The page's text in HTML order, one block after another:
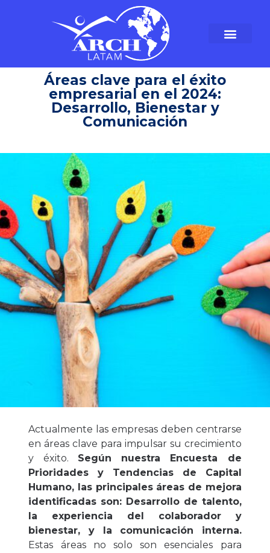
Áreas clave para el éxito
empresarial en el 2024:
Desarrollo, Bienestar y
Comunicación
Actualmente las empresas deben centrarse
en áreas clave para impulsar su crecimiento
y éxito. Según nuestra Encuesta de
Prioridades y Tendencias de Capital
Humano, las principales áreas de mejora
identificadas son: Desarrollo de talento,
la experiencia del colaborador y
bienestar, y la comunicación interna.
Estas áreas no solo son esenciales para